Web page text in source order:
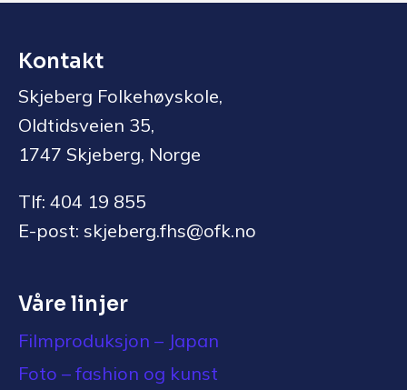
Kontakt
Skjeberg Folkehøyskole,
Oldtidsveien 35,
1747 Skjeberg, Norge
Tlf: 404 19 855
E-post: skjeberg.fhs@ofk.no
Våre linjer
Filmproduksjon – Japan
Foto – fashion og kunst